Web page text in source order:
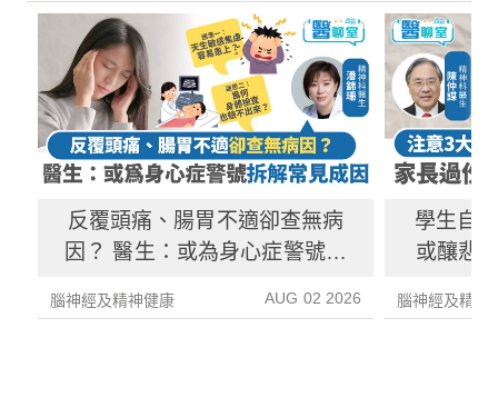
反覆頭痛、腸胃不適卻查無病
因？ 醫生：或為身心症警號拆
腦神經及精神健康 AUG 02 2026
學生自
或釀悲
腦神經及精神